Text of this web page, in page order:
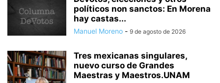
políticos non sanctos: En Morena
hay castas...
Manuel Moreno - 9 de agosto de 2026
Tres mexicanas singulares,
nuevo curso de Grandes
Maestras y Maestros.UNAM